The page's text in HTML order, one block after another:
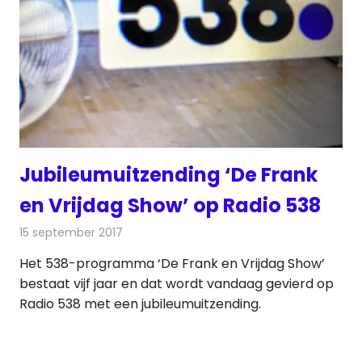
Jubileumuitzending ‘De Frank
en Vrijdag Show’ op Radio 538
15 september 2017
Het 538-programma ‘De Frank en Vrijdag Show’
bestaat vijf jaar en dat wordt vandaag gevierd op
Radio 538 met een jubileumuitzending.